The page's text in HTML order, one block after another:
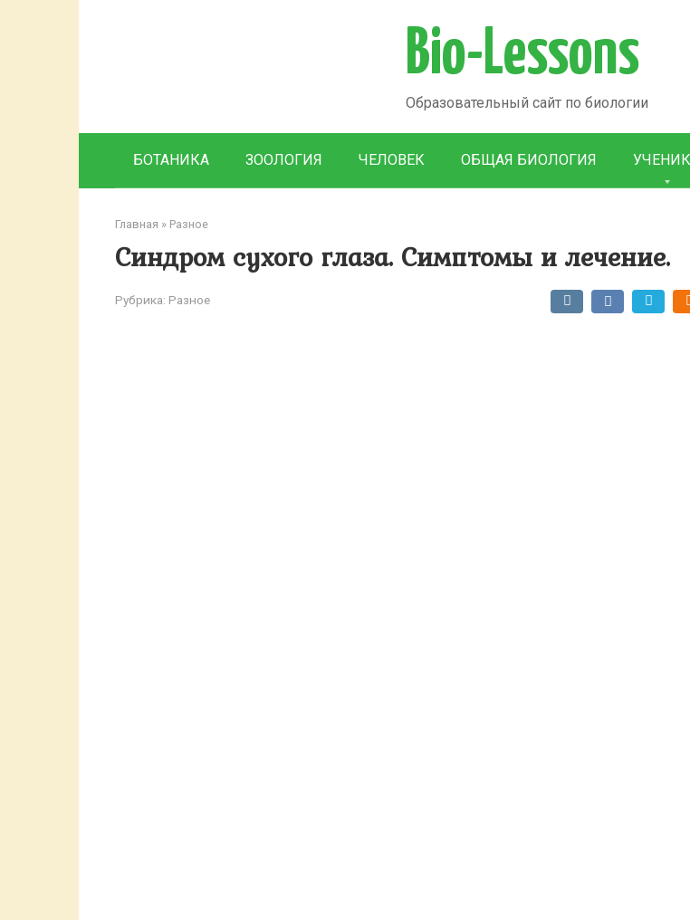
Bio-Lessons
Образовательный сайт по биологии
БОТАНИКА ЗООЛОГИЯ ЧЕЛОВЕК ОБЩАЯ БИОЛОГИЯ
Главная » Разное
Синдром сухого глаза. Симптомы и лечение.
Рубрика: Разное